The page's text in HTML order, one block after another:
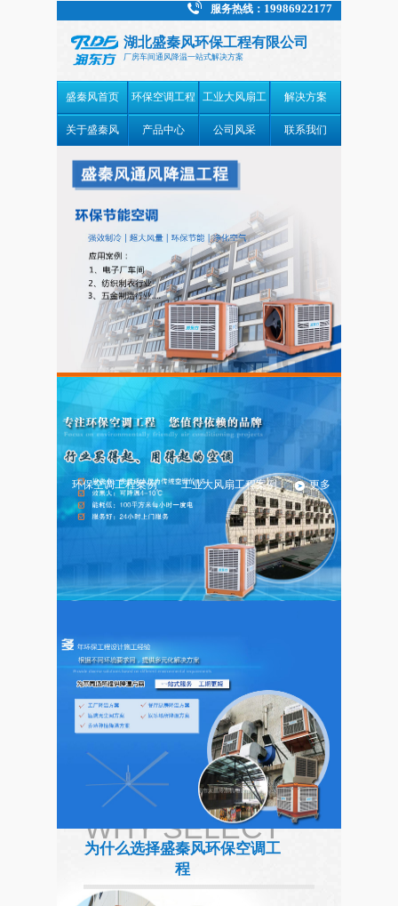
服务热线： 19986922177
湖北盛秦风环保工程有限公司
厂房车间通风降温一站式解决方案
盛秦风首页 环保空调工程
案例
工业大风扇工
程案例
解决方案
关于盛秦风 产品中心 公司风采 联系我们
盛秦风产品分类 更多
环保空调工程案例 工业大风扇工程案例 更多
厂房降温安装七十五台环
保空调
湖北赤壁某电器厂环保空
调通风降温工程
武汉某汽车零部件工厂环
保空调案列
武汉某食品厂采用"扇机
组合”的通风降温工程
“扇机组合”为你解决车间
立刻电话咨询 :19986922177
WHY SELECT
为什么选择盛秦风环保空调工
程